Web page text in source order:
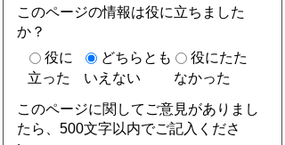
このページの情報は役に立ちました
か？
役に
立った
どちらとも
いえない
役にたた
なかった
このページに関してご意見がありまし
たら、500文字以内でご記入くださ